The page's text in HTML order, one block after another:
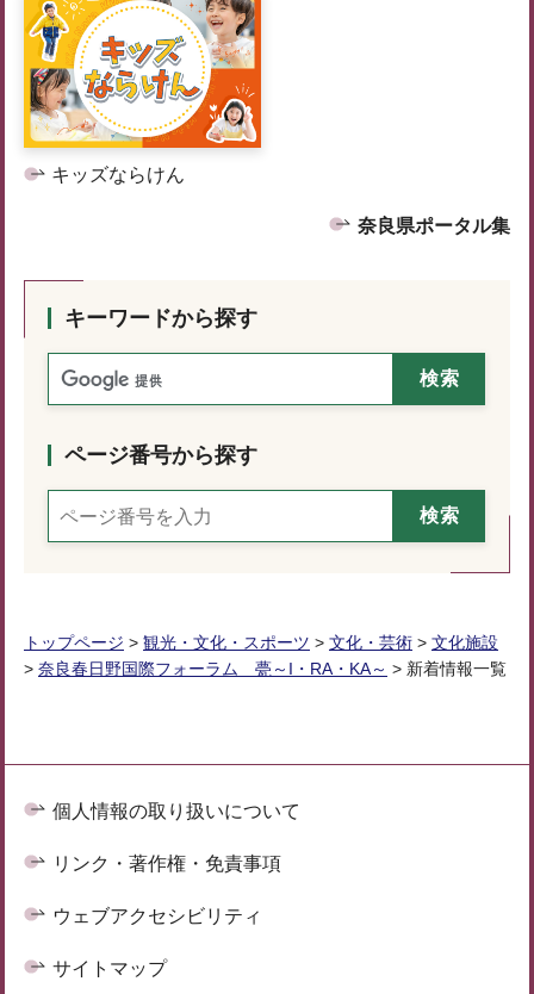
キッズならけん
奈良県ポータル集
キーワードから探す
ページ番号から探す
トップページ > 観光・文化・スポーツ > 文化・芸術 > 文化施設
> 奈良春日野国際フォーラム 甍～I・RA・KA～ > 新着情報一覧
個人情報の取り扱いについて
リンク・著作権・免責事項
ウェブアクセシビリティ
サイトマップ